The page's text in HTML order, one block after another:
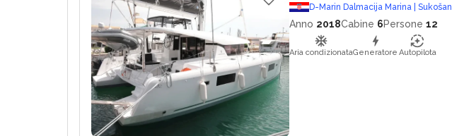
D-Marin Dalmacija Marina | Sukošan
Anno 2018Cabine 6Persone 12
Aria condizionataGeneratore Autopilota